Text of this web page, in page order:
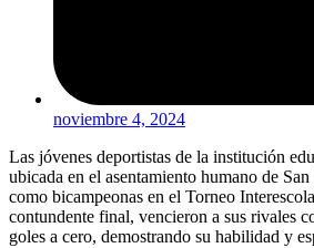
noviembre 4, 2024
Las jóvenes deportistas de la institución
ubicada en el asentamiento humano de San
como bicampeonas en el Torneo
contundente final, vencieron a sus rivales
goles a cero, demostrando su habilidad y